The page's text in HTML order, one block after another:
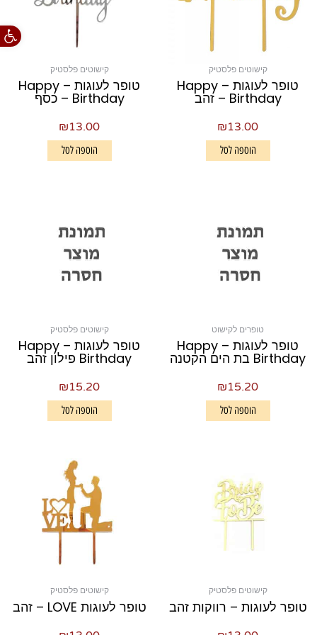
פתח
קישוטים פלסטיק
טופר לעוגות – Happy
Birthday – זהב
₪13.00
הוספה לסל
קישוטים פלסטיק
טופר לעוגות – Happy
Birthday – כסף
₪13.00
הוספה לסל
טופרים לקישוט
טופר לעוגות – Happy
Birthday בת הים הקטנה
₪15.20
הוספה לסל
קישוטים פלסטיק
טופר לעוגות – Happy
Birthday פילון זהב
₪15.20
הוספה לסל
קישוטים פלסטיק
טופר לעוגות – רווקות זהב
קישוטים פלסטיק
טופר לעוגות LOVE – זהב